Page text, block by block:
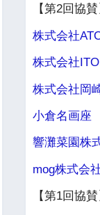
【第2回協賛
株式会社
株式会社
株式会社岡
小倉名画座
響灘菜園株
mog株式会
【第1回協賛